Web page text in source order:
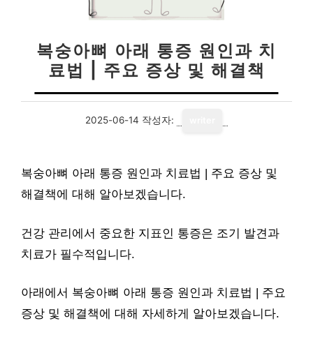
복숭아뼈 아래 통증 원인과 치
료법 | 주요 증상 및 해결책
2025-06-14 작성자:
복숭아뼈 아래 통증 원인과 치료법 | 주요 증상 및
해결책에 대해 알아보겠습니다.
건강 관리에서 중요한 지표인 통증은 조기 발견과
치료가 필수적입니다.
아래에서 복숭아뼈 아래 통증 원인과 치료법 | 주요
증상 및 해결책에 대해 자세하게 알아보겠습니다.